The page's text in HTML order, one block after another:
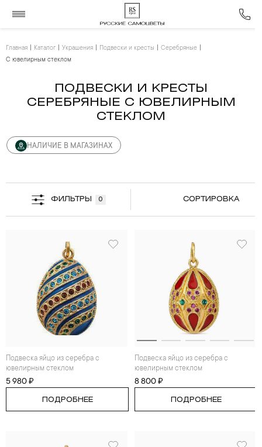
Главная Каталог Украшения Подвески и кресты
Серебряные
С ювелирным стеклом
ПОДВЕСКИ И КРЕСТЫ
СЕРЕБРЯНЫЕ С ЮВЕЛИРНЫМ
СТЕКЛОМ
НАЛИЧИЕ В МАГАЗИНАХ
ФИЛЬТРЫ 0 СОРТИРОВКА
Подвеска яйцо из серебра с
ювелирным стеклом
5 980 ₽
ПОДРОБНЕЕ
Подвеска яйцо из серебра с
ювелирным стеклом
8 800 ₽
ПОДРОБНЕЕ